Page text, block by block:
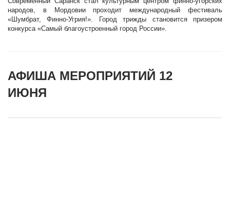
народов, в Мордовии проходит международный фестиваль
«Шумбрат, Финно-Угрия!». Город трижды становится призером
конкурса «Самый благоустроенный город России».
АФИША МЕРОПРИЯТИЙ 12
ИЮНЯ